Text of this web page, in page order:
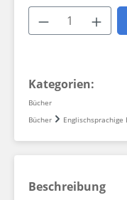
Produkt
Kategorien:
Bücher
Bücher
Englischsprachige
Beschreibung